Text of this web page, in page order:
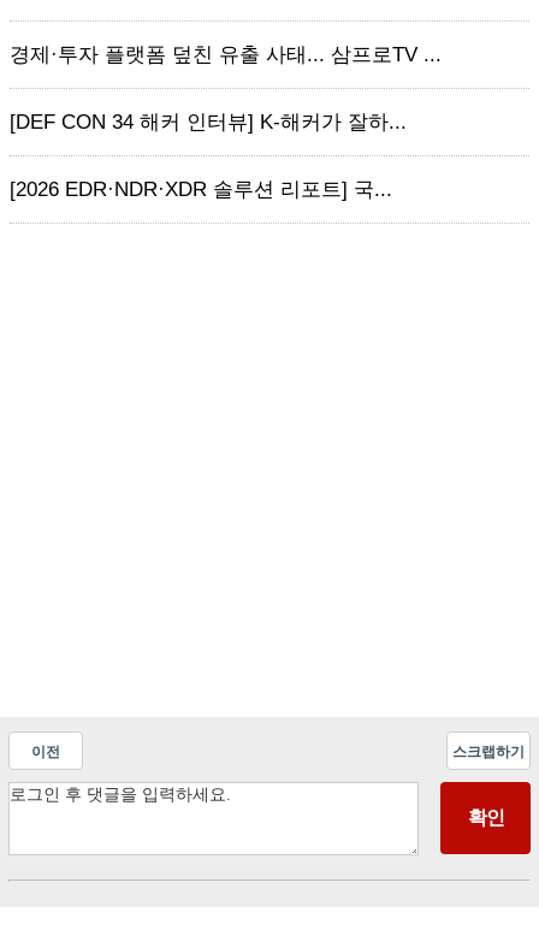
경제·투자 플랫폼 덮친 유출 사태... 삼프로TV ...
[DEF CON 34 해커 인터뷰] K-해커가 잘하...
[2026 EDR·NDR·XDR 솔루션 리포트] 국...
이전 스크랩하기